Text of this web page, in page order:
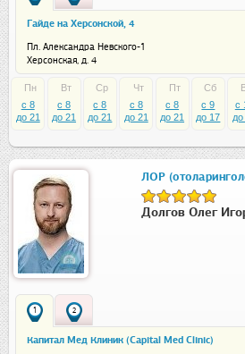
Гайде на Херсонской, 4
Пл. Александра Невского-1
Херсонская, д. 4
Пн
c 8
до 21
Вт
c 8
до 21
Ср
c 8
до 21
Чт
c 8
до 21
Пт
c 8
до 21
Сб
c 9
до 17
c
ЛОР
Долгов Олег
1 2
Капитал Мед Клиник (Capital Med Clinic)